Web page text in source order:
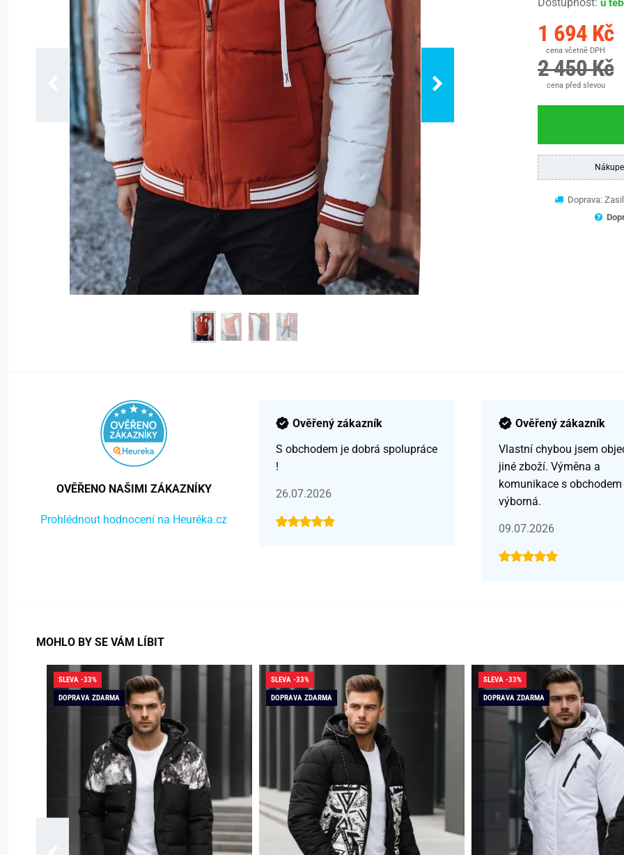
u
1 694 Kč
cena včetně DPH
2 450 Kč
cena před slevou
Doprava:
OVĚŘENO NAŠIMI ZÁKAZNÍKY
Prohlédnout hodnocení na Heuréka.cz
Ověřený zákazník
S obchodem je dobrá spolupráce
!
26.07.2026
Ověřený zákazník
Vlastní chybou jsem
jiné zboží. Výměna a
komunikace s obchodem
výborná.
09.07.2026
MOHLO BY SE VÁM LÍBIT
SLEVA -33%
DOPRAVA ZDARMA
SLEVA -33%
DOPRAVA ZDARMA
SLEVA -33%
DOPRAVA ZDARMA